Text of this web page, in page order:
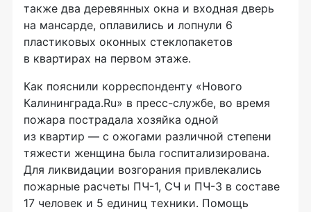
также два деревянных окна и входная дверь
на мансарде, оплавились и лопнули 6
пластиковых оконных стеклопакетов
в квартирах на первом этаже.
Как пояснили корреспонденту «Нового
Калининграда.Ru» в пресс-службе, во время
пожара пострадала хозяйка одной
из квартир — с ожогами различной степени
тяжести женщина была госпитализирована.
Для ликвидации возгорания привлекались
пожарные расчеты ПЧ-1, СЧ и ПЧ-3 в составе
17 человек и 5 единиц техники. Помощь